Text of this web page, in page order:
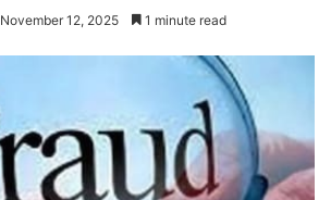
November 12, 2025 1 minute read